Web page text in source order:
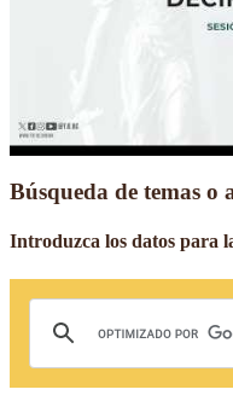
Búsqueda de temas o
Introduzca los datos para